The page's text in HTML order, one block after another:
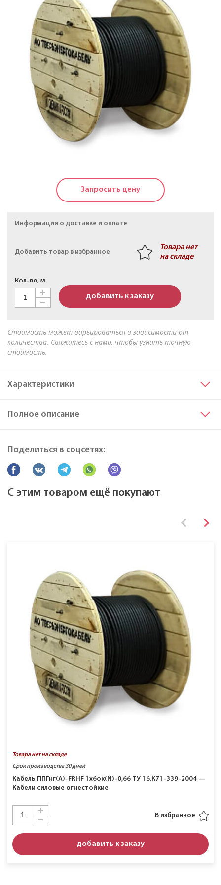
Кабели силовые с пластмассовой изоляцией в
холодостойком исполнении на напряжение до 1 КВ
Кабели силовые с изоляцией из сшитого
полиэтилена на напряжение до 20 КВ
Силовые кабели, не распространяющие горение, на
напряжение до 20 КВ
Кабели контрольные
Провода и кабели для электроустановок
Провода неизолированные для воздушных линий
Запросить цену
Информация о доставке и оплате
Добавить товар в избранное
Товара нет
на складе
Кол-во, м
добавить к заказу
Стоимость может варьироваться в зависимости от
количества. Свяжитесь с нами, чтобы узнать точную
стоимость.
Характеристики
Материал жилы
Медь
Все характеристики
Полное описание
Поделиться в соцсетях:
С этим товаром ещё покупают
Товара нет на складе
Срок производства 30 дней
Кабель ППГнг(A)-FRHF 1х6ок(N)-0,66 ТУ 16.К71-339-2004 —
Кабели силовые огнестойкие
В избранное
добавить к заказу